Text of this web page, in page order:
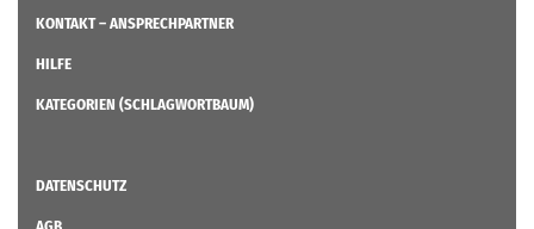
KONTAKT – ANSPRECHPARTNER
HILFE
KATEGORIEN (SCHLAGWORTBAUM)
DATENSCHUTZ